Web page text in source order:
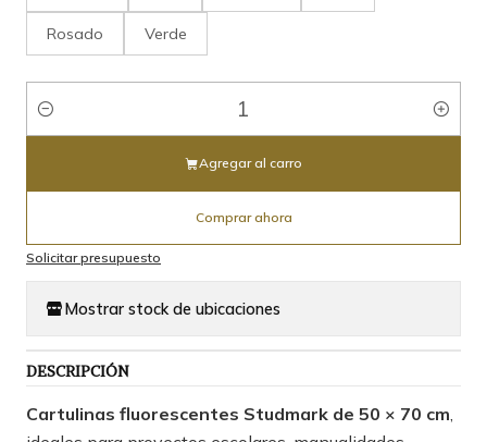
Rosado Verde
Cantidad
Agregar al carro
Comprar ahora
Solicitar presupuesto
Mostrar stock de ubicaciones
DESCRIPCIÓN
Cartulinas fluorescentes Studmark de 50 × 70 cm,